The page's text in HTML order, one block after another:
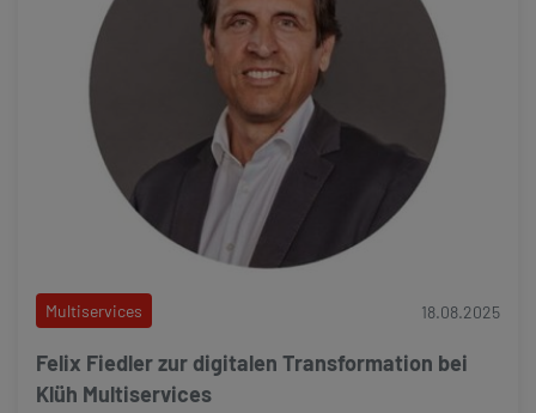
18.08.2025
Multiservices
Felix Fiedler zur digitalen Transformation bei
Klüh Multiservices